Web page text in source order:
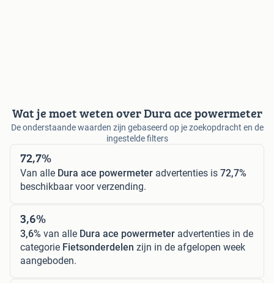
Wat je moet weten over Dura ace powermeter
De onderstaande waarden zijn gebaseerd op je zoekopdracht en de
ingestelde filters
72,7%
Van alle Dura ace powermeter advertenties is 72,7%
beschikbaar voor verzending.
3,6%
3,6% van alle Dura ace powermeter advertenties in de
categorie Fietsonderdelen zijn in de afgelopen week
aangeboden.